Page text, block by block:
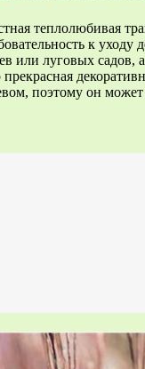
теплолюбивая
к
или луговых
поэтому он